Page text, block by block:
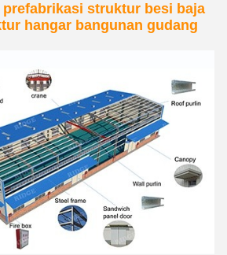
struktur besi baja
hangar bangunan gudang